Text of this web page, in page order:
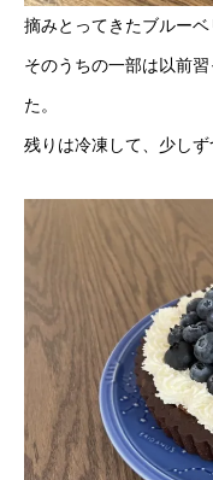
摘みとってきたブルーベ
そのうちの一部は以前
た。
残りは冷凍して、少しず